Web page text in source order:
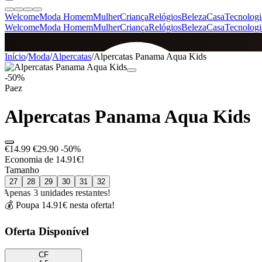
WelcomeModa HomemMulherCriançaRelógiosBelezaCasa
WelcomeModa HomemMulherCriançaRelógiosBelezaCasa
SINCE 2005
Início/Moda/Alpercatas/Alpercatas Panama Aqua Kids
-50%
Paez
Alpercatas Panama Aqua Kids
€14.99 €29.90 -50%
Economia de 14.91€!
Tamanho
27 28 29 30 31 32
Apenas 3 unidades restantes!
💰 Poupa 14.91€ nesta oferta!
Oferta Disponível
CF